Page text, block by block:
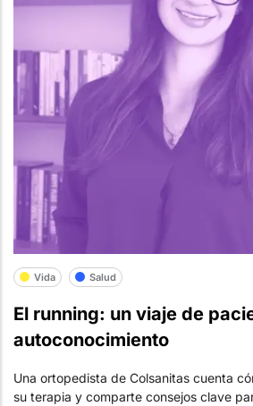
Vida Salud
El running: un viaje de
autoconocimiento
Una ortopedista de Colsanitas cuenta
su terapia y comparte consejos clave